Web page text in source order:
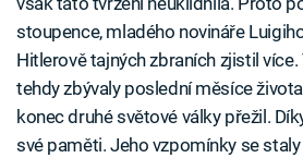
stoupence, mladého novináře
Hitlerově tajných zbraních zjistil
tehdy zbývaly poslední měsíce
konec druhé světové války přežil.
své paměti. Jeho vzpomínky se